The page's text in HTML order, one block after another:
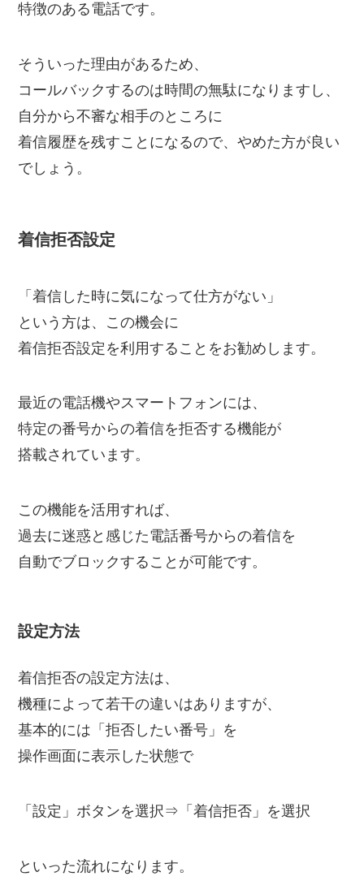
特徴のある電話です。
そういった理由があるため、
コールバックするのは時間の無駄になりますし、
自分から不審な相手のところに
着信履歴を残すことになるので、やめた方が良い
でしょう。
着信拒否設定
「着信した時に気になって仕方がない」
という方は、この機会に
着信拒否設定を利用することをお勧めします。
最近の電話機やスマートフォンには、
特定の番号からの着信を拒否する機能が
搭載されています。
この機能を活用すれば、
過去に迷惑と感じた電話番号からの着信を
自動でブロックすることが可能です。
設定方法
着信拒否の設定方法は、
機種によって若干の違いはありますが、
基本的には「拒否したい番号」を
操作画面に表示した状態で
「設定」ボタンを選択⇒「着信拒否」を選択
といった流れになります。